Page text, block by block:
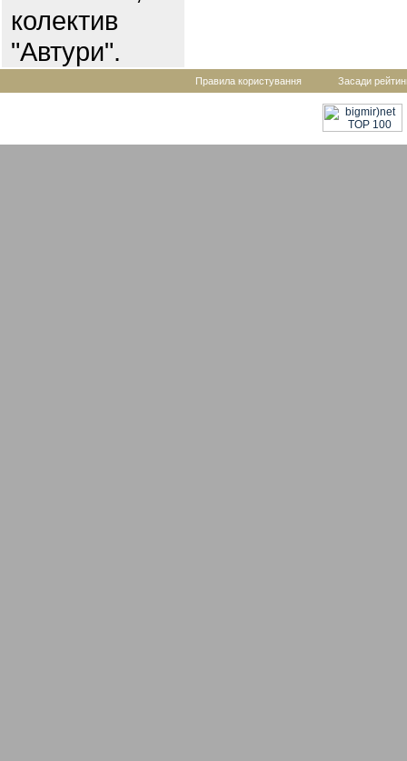
колектив
"Автури".
Правила користування Засади